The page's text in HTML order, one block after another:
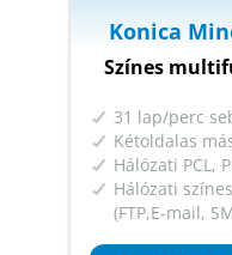
Konica
Színes
31 lap/perc
Kétoldalas
Hálózati PCL,
Hálózati
(FTP,E-mail,